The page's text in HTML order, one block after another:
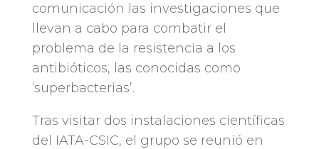
comunicación las investigaciones que
llevan a cabo para combatir el
problema de la resistencia a los
antibióticos, las conocidas como
‘superbacterias’.
Tras visitar dos instalaciones científicas
del IATA-CSIC, el grupo se reunió en